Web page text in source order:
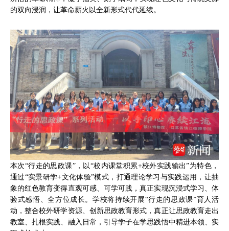
的双向浸润，让革命薪火以全新形式代代延续。
本次“行走的思政课”，以“校内课堂积累+校外实践输出”为特色，
通过“实景研学+文化体验”模式，打通理论学习与实践运用，让抽
象的红色教育变得直观可感、可学可践，真正实现沉浸式学习、体
验式感悟、全方位成长。学校将持续开展“行走的思政课”育人活
动，整合校外研学资源、创新思政教育形式，真正让思政教育走出
教室、扎根实践、融入日常，引导学子在学思践悟中精进本领、实